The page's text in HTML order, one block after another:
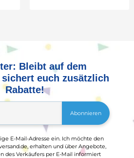
Bleibt auf dem
sichert euch zusätzlich
Rabatte!
Abonnieren
E-Mail-Adresse ein. Ich möchte den
erhalten und über Angebote,
des Verkäufers per E-Mail informiert